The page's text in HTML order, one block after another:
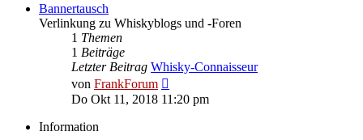
Bannertausch
Verlinkung zu Whiskyblogs und -Foren
1 Themen
1 Beiträge
Letzter Beitrag Whisky-Connaisseur
von FrankForum
Beitrag
Do Okt 11, 2018 11:20 pm
Information